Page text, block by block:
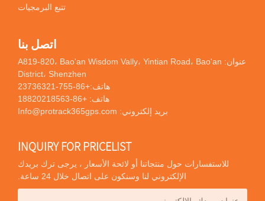
تتبع البرمجيات
اتصل بنا
عنوان: A819-820، Bao'an Wisdom Vally، Yintian Road، Bao'an
District، Shenzhen
هاتف:+86-755-23736321
هاتف: +86-18820218563
بريد إلكتروني: Info@protrack365gps.com
INQUIRY FOR PRICELIST
للاستفسارات حول منتجاتنا أو لائحة الأسعار ، يرجى ترك بريدك
الإلكتروني لنا وسنكون على اتصال خلال 24 ساعة.